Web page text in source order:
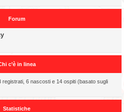
Forum
c’è in linea
registrati, 6 nascosti e 14 ospiti (basato sugli
Statistiche